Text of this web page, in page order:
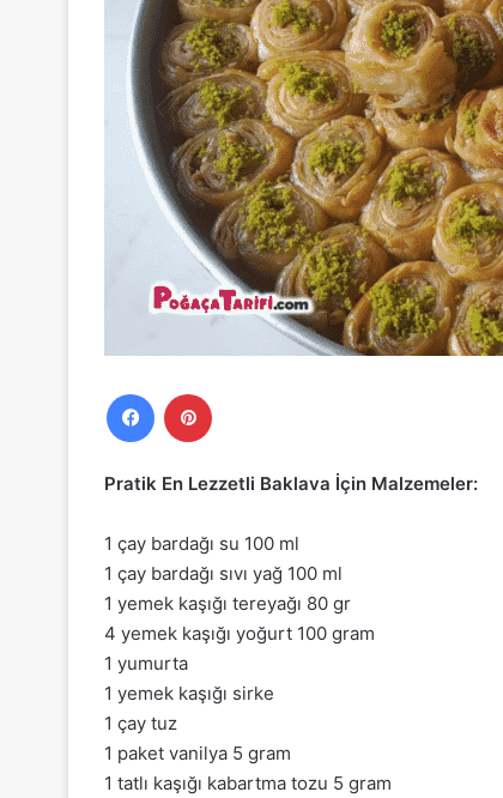
Facebook
Pratik En Lezzetli Baklava İçin Malzemeler:
1 çay bardağı su 100 ml
1 çay bardağı sıvı yağ 100 ml
1 yemek kaşığı tereyağı 80 gr
4 yemek kaşığı yoğurt 100 gram
1 yumurta
1 yemek kaşığı sirke
1 çay tuz
1 paket vanilya 5 gram
1 tatlı kaşığı kabartma tozu 5 gram